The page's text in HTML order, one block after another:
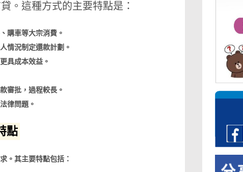
。這種方式的主要特點是：
購車等大宗消費。
情況制定還款計劃。
具成本效益。
審批，過程較長。
律問題。
點
。其主要特點包括：